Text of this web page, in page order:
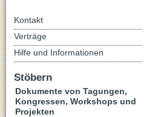
Kontakt
Verträge
Hilfe und Informationen
Stöbern
Dokumente von Tagungen,
Kongressen, Workshops und
Projekten